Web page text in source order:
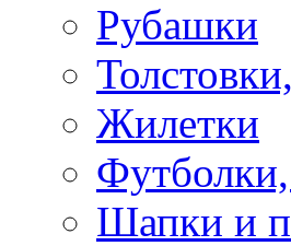
Рубашки
Жилетки
Шапки и